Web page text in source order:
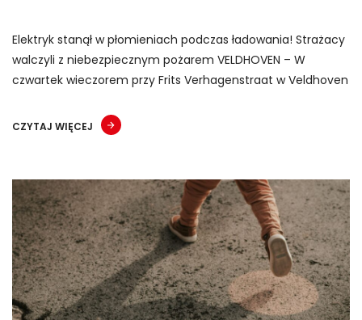
Elektryk stanął w płomieniach podczas ładowania! Strażacy
walczyli z niebezpiecznym pożarem VELDHOVEN – W
czwartek wieczorem przy Frits Verhagenstraat w Veldhoven
CZYTAJ WIĘCEJ